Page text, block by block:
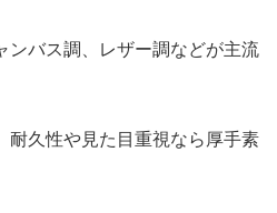
ンバス調、レザー調などが主流
耐久性や見た目重視なら厚手素